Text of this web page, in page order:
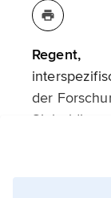
Regent,
der
Diana,